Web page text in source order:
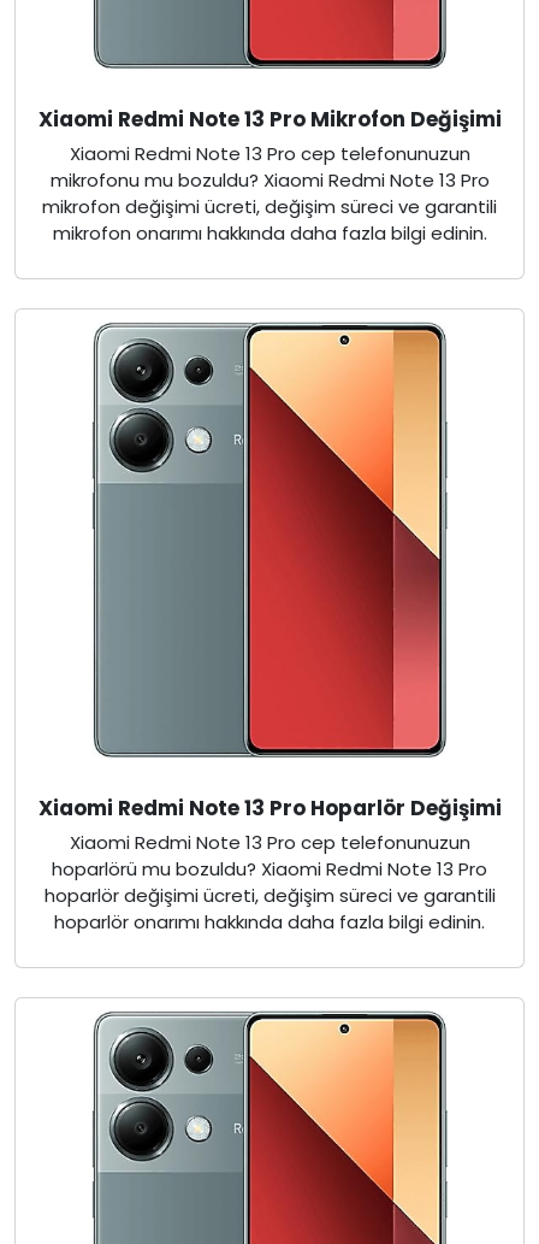
Xiaomi Redmi Note 13 Pro Mikrofon Değişimi
Xiaomi Redmi Note 13 Pro cep telefonunuzun
mikrofonu mu bozuldu? Xiaomi Redmi Note 13 Pro
mikrofon değişimi ücreti, değişim süreci ve garantili
mikrofon onarımı hakkında daha fazla bilgi edinin.
Xiaomi Redmi Note 13 Pro Hoparlör Değişimi
Xiaomi Redmi Note 13 Pro cep telefonunuzun
hoparlörü mu bozuldu? Xiaomi Redmi Note 13 Pro
hoparlör değişimi ücreti, değişim süreci ve garantili
hoparlör onarımı hakkında daha fazla bilgi edinin.